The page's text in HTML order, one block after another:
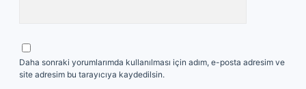
Daha sonraki yorumlarımda kullanılması için adım, e-posta adresim ve
site adresim bu tarayıcıya kaydedilsin.